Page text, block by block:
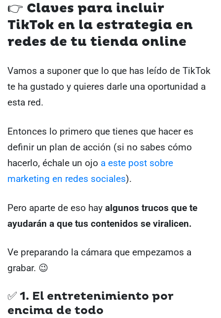
👉 Claves para incluir
TikTok en la estrategia en
redes de tu tienda online
Vamos a suponer que lo que has leído de TikTok
te ha gustado y quieres darle una oportunidad a
esta red.
Entonces lo primero que tienes que hacer es
definir un plan de acción (si no sabes cómo
hacerlo, échale un ojo a este post sobre
marketing en redes sociales).
Pero aparte de eso hay algunos trucos que te
ayudarán a que tus contenidos se viralicen.
Ve preparando la cámara que empezamos a
grabar. 😉
✅ 1. El entretenimiento por
encima de todo